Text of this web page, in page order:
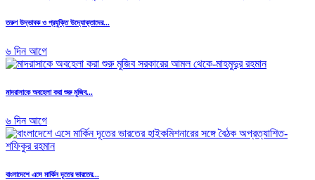
তরুণ উদ্ভাবক ও প্রযুক্তি উদ্যোক্তাদের...
৬ দিন আগে
মাদরাসাকে অবহেলা করা শুরু মুজিব...
৬ দিন আগে
বাংলাদেশে এসে মার্কিন দূতের ভারতের...